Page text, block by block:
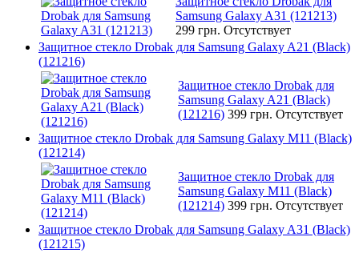
Samsung Galaxy A31 (121213)
299 грн. Отсутствует
Защитное стекло Drobak для Samsung Galaxy A21 (Black)
(121216)
Защитное стекло Drobak для
Samsung Galaxy A21 (Black)
(121216) 399 грн. Отсутствует
Защитное стекло Drobak для Samsung Galaxy M11 (Black)
(121214)
Защитное стекло Drobak для
Samsung Galaxy M11 (Black)
(121214) 399 грн. Отсутствует
Защитное стекло Drobak для Samsung Galaxy A31 (Black)
(121215)